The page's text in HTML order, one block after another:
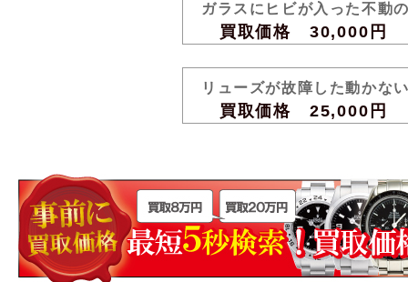
ガラスにヒビが入った不動
買取価格 30,000円
リューズが故障した動かな
買取価格 25,000円